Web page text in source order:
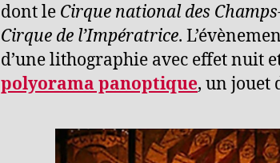
dont le Cirque national des
Cirque de l’Impératrice.
d’une lithographie avec effet nuit
polyorama panoptique, un jouet